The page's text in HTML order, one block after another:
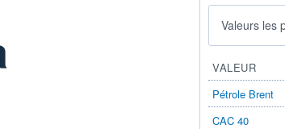
Valeurs les
VALEUR
Pétrole Brent
CAC 40